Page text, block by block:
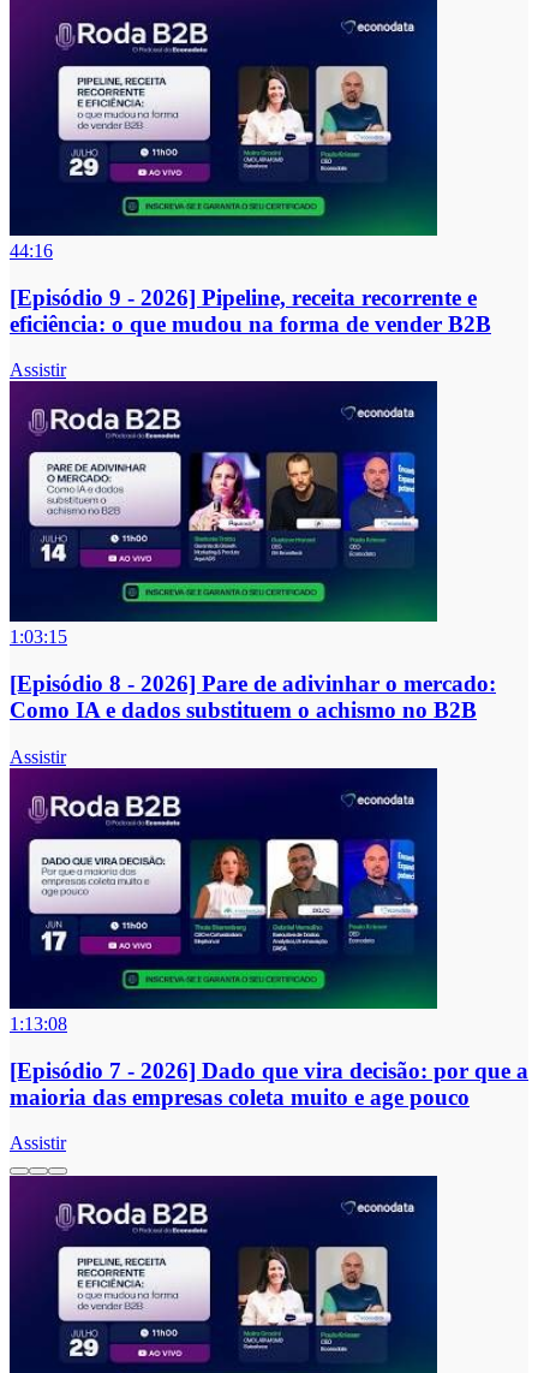
44:16
[Episódio 9 - 2026] Pipeline, receita recorrente e
eficiência: o que mudou na forma de vender B2B
Assistir
1:03:15
[Episódio 8 - 2026] Pare de adivinhar o mercado:
Como IA e dados substituem o achismo no B2B
Assistir
1:13:08
[Episódio 7 - 2026] Dado que vira decisão: por que a
maioria das empresas coleta muito e age pouco
Assistir